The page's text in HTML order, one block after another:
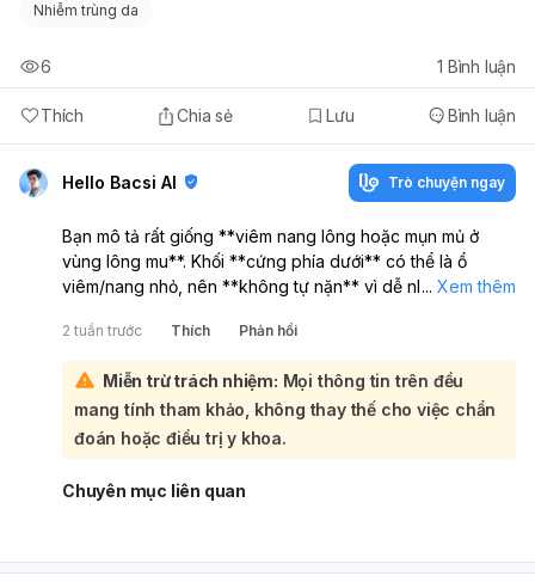
Nhiễm trùng da
Thích Chia sẻ Lưu Bình luận
6 1 Bình luận
Hello Bacsi AI Trò chuyện ngay
Bạn mô tả rất giống **viêm nang lông hoặc mụn mủ ở
vùng lông mu**. Khối **cứng phía dưới** có thể là ổ
viêm/nang nhỏ, nên **không tự nặn** vì dễ nhiễm trùng
Bạn nên:
Giữ vùng kín sạch, khô, mặc đồ lót rộng thoáng
Tạm ngưng cạo/wax lông nếu có
Chườm ấm 10–15 phút, vài lần/ngày
Không bóp, nặn hay bôi thuốc linh tinh Nếu mụn
nhiều, sưng đỏ lan rộng, ra mủ nhiều, sốt, hoặc
không đỡ sau vài ngày
... Xem thêm
2 tuần trước Thích Phản hồi
Miễn trừ trách nhiệm: Mọi thông tin trên đều
mang tính tham khảo, không thay thế cho việc chẩn
đoán hoặc điều trị y khoa.
Chuyên mục liên quan